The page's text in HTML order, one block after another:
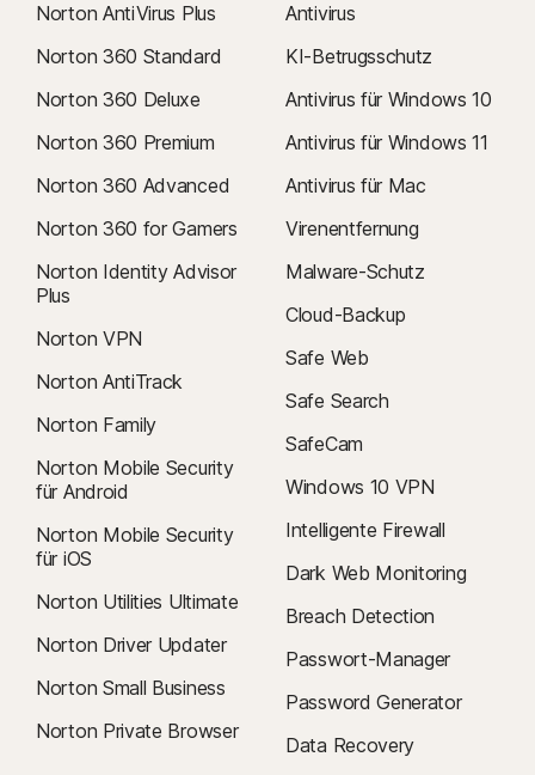
Norton AntiVirus Plus
Norton 360 Standard
Norton 360 Deluxe
Norton 360 Premium
Norton 360 Advanced
Norton 360 for Gamers
Norton Identity Advisor
Plus
Norton VPN
Norton AntiTrack
Norton Family
Norton Mobile Security
für Android
Norton Mobile Security
für iOS
Norton Utilities Ultimate
Norton Driver Updater
Norton Small Business
Norton Private Browser
Antivirus
KI-Betrugsschutz
Antivirus für Windows 10
Antivirus für Windows 11
Antivirus für Mac
Virenentfernung
Malware-Schutz
Cloud-Backup
Safe Web
Safe Search
SafeCam
Windows 10 VPN
Intelligente Firewall
Dark Web Monitoring
Breach Detection
Passwort-Manager
Password Generator
Data Recovery